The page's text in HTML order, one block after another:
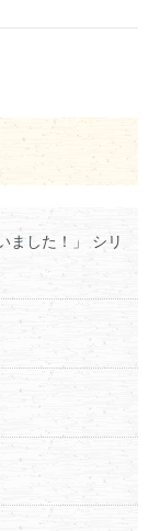
ました！」 シリ